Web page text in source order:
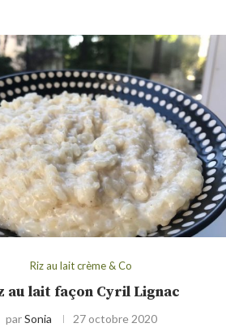
Riz au lait crème & Co
au lait façon Cyril Lignac
parSonia 27 octobre 2020